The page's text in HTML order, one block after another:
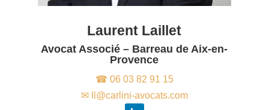
Laurent Laillet
Avocat Associé – Barreau de Aix-en-
Provence
☎ 06 03 82 91 15
✉ ll@carlini-avocats.com